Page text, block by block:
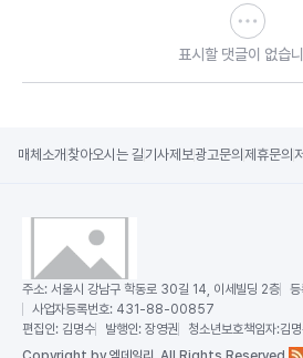
표시할 댓글이 없습
매체소개 찾아오시는 길기사제보광고문의 제휴문의
주소: 서울시 강남구 학동로 30길 14, 이세빌딩 2층 등
사업자등록번호: 431-88-00857
편집인: 김명수 발행인: 장영권 청소년보호책임자:김